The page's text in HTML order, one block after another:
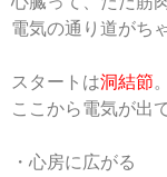
電気の通り道がち
スタートは洞結節。
ここから電気が出て
・心房に広がる